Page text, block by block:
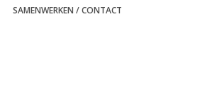
SAMENWERKEN / CONTACT